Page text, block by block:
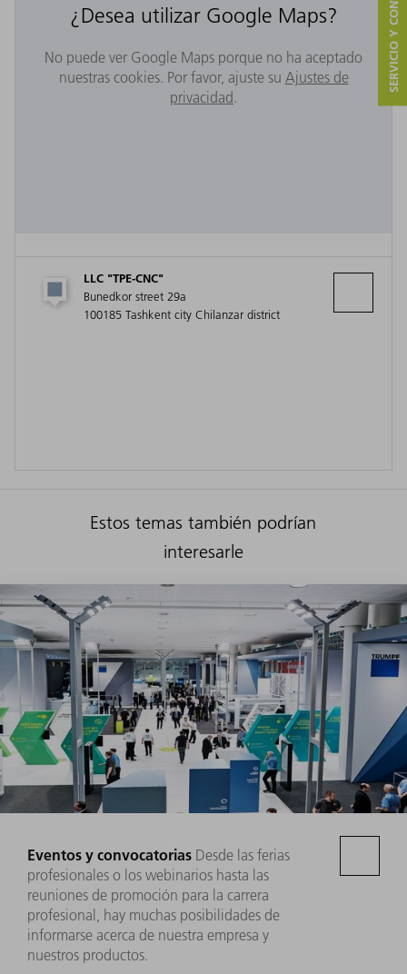
¿Desea utilizar Google Maps?
No puede ver Google Maps porque no ha aceptado
nuestras cookies. Por favor, ajuste su Ajustes de
privacidad.
LLC "TPE-CNC"
Bunedkor street 29a
100185 Tashkent city Chilanzar district
Estos temas también podrían
interesarle
Eventos y convocatorias Desde las ferias
profesionales o los webinarios hasta las
reuniones de promoción para la carrera
profesional, hay muchas posibilidades de
informarse acerca de nuestra empresa y
nuestros productos.
SERVICIO Y CONTACTO